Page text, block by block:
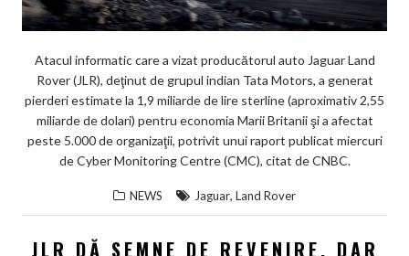
Atacul informatic care a vizat producătorul auto Jaguar Land
Rover (JLR), deţinut de grupul indian Tata Motors, a generat
pierderi estimate la 1,9 miliarde de lire sterline (aproximativ 2,55
miliarde de dolari) pentru economia Marii Britanii şi a afectat
peste 5.000 de organizaţii, potrivit unui raport publicat miercuri
de Cyber Monitoring Centre (CMC), citat de CNBC.
NEWS Jaguar, Land Rover
JLR DĂ SEMNE DE REVENIRE, DAR